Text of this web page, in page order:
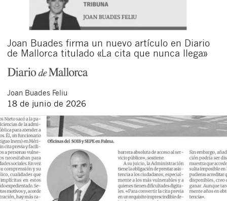
Joan Buades firma un nuevo artículo en Diario
de Mallorca titulado «La cita que nunca llega»
Joan Buades Feliu
18 de junio de 2026